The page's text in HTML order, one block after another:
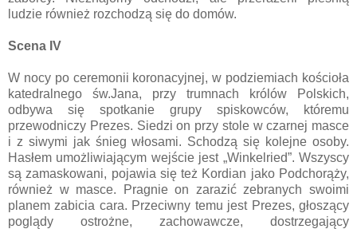
ludzie również rozchodzą się do domów.
Scena IV
W nocy po ceremonii koronacyjnej, w podziemiach kościoła
katedralnego św.Jana, przy trumnach królów Polskich,
odbywa się spotkanie grupy spiskowców, któremu
przewodniczy Prezes. Siedzi on przy stole w czarnej masce
i z siwymi jak śnieg włosami. Schodzą się kolejne osoby.
Hasłem umożliwiającym wejście jest „Winkelried”. Wszyscy
są zamaskowani, pojawia się też Kordian jako Podchorąży,
również w masce. Pragnie on zarazić zebranych swoimi
planem zabicia cara. Przeciwny temu jest Prezes, głoszący
poglądy ostrożne, zachowawcze, dostrzegający